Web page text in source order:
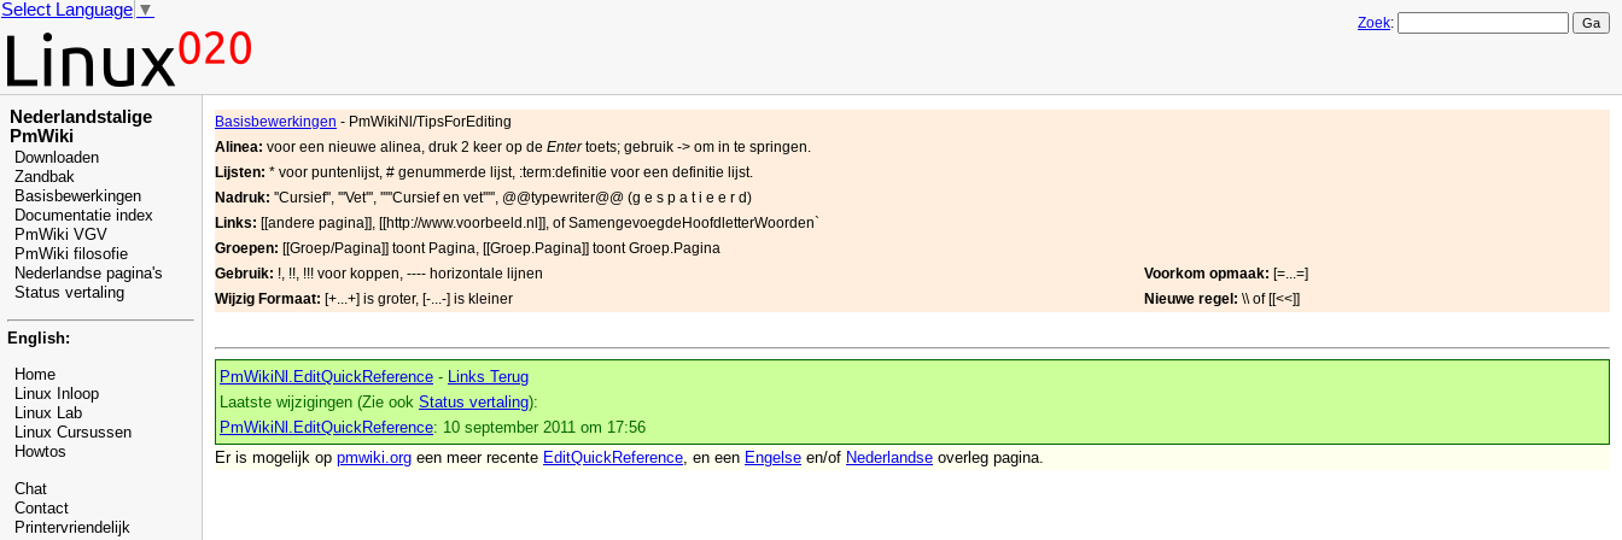
Select Language ▼
Zoek:
Nederlandstalige
PmWiki
Downloaden
Zandbak
Basisbewerkingen
Documentatie index
PmWiki VGV
PmWiki filosofie
Nederlandse pagina's
Status vertaling
English:
Home
Linux Inloop
Linux Lab
Linux Cursussen
Howtos
Chat
Contact
Printervriendelijk
Basisbewerkingen - PmWikiNl/TipsForEditing
Alinea: voor een nieuwe alinea, druk 2 keer op de Entertoets; gebruik -> om in te springen.
Lijsten: * voor puntenlijst, # genummerde lijst, :term:definitie voor een definitie lijst.
Nadruk: ''Cursief'', '''Vet''', '''''Cursief en vet''''', @@typewriter@@ (g e s p a t i e e r d)
Links: [[andere pagina]], [[http://www.voorbeeld.nl]], of SamengevoegdeHoofdletterWoorden`
Groepen: [[Groep/Pagina]] toont Pagina, [[Groep.Pagina]] toont Groep.Pagina
Gebruik: !, !!, !!! voor koppen, ---- horizontale lijnen
Wijzig Formaat: [+...+] is groter, [-...-] is kleiner
Voorkom opmaak: [=...=]
Nieuwe regel: \\ of [[<<]]
PmWikiNl.EditQuickReference - Links Terug
Laatste wijzigingen (Zie ook Status vertaling):
PmWikiNl.EditQuickReference: 10 september 2011 om 17:56
Er is mogelijk op pmwiki.org een meer recente EditQuickReference, en een Engelse en/of Nederlandse overleg pagina.